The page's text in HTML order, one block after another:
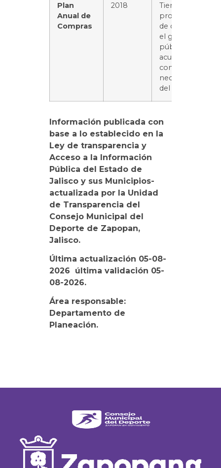
Plan
Anual de
Compras
2018
Tiene el
propósito
de distribuir
el gasto
público de
acuerdo
con las
necesidades
del servicio.
Información publicada con
base a lo establecido en la
Ley de transparencia y
Acceso a la Información
Pública del Estado de
Jalisco y sus Municipios-
actualizada por la Unidad
de Transparencia del
Consejo Municipal del
Deporte de Zapopan,
Jalisco.
Última actualización 05-08-
2026 última validación 05-
08-2026.
Área responsable:
Departamento de
Planeación.